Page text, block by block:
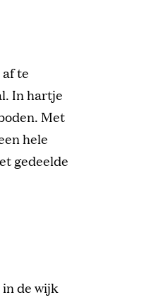
te
In hartje
Met
hele
gedeelde
de wijk